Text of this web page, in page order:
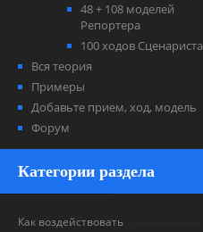
48 + 108 моделей
Репортера
100 ходов Сценариста
Вся теория
Примеры
Добавьте прием, ход, модель
Форум
Категории раздела
Как воздействовать